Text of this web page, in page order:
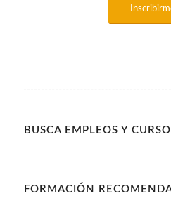
BUSCA EMPLEOS Y
FORMACIÓN